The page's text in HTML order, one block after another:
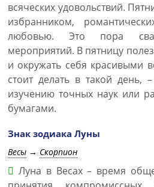
всяческих удовольствий.
избранником,
любовью. Это пора
мероприятий. В пятницу
и окружать себя красивыми
стоит делать в такой день,
изучению точных наук или
бумагами.
Знак зодиака Луны
Весы → Скорпион
Луна в Весах – время